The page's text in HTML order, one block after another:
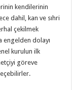
kendilerinin
dahil, kan ve sıhri
çekilmek
engelden dolayı
kurulun ilk
göreve